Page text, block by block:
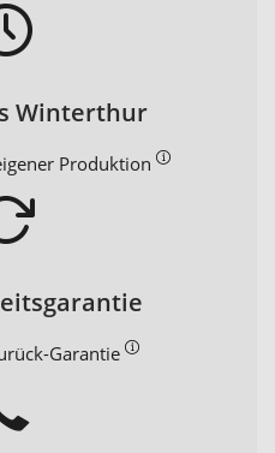
Winterthur
Produktion
Garantie